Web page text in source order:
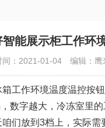
能展示柜工作环
间：2021-01-04 编辑：鹰
箱工作环境温度温控按
数字越大，冷冻室里
们放到3档上，实际需